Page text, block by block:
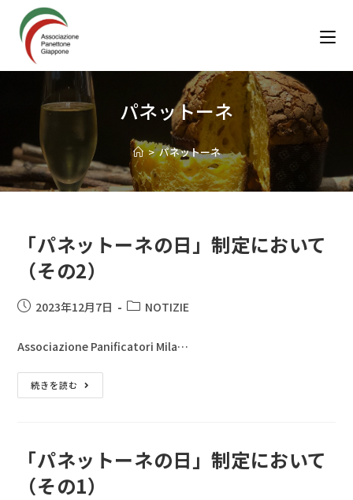
パネットーネ
> パネットーネ
「パネットーネの日」制定において
（その2）
2023年12月7日 NOTIZIE
Associazione Panificatori Mila…
続きを読む
「パネットーネの日」制定において
（その1）